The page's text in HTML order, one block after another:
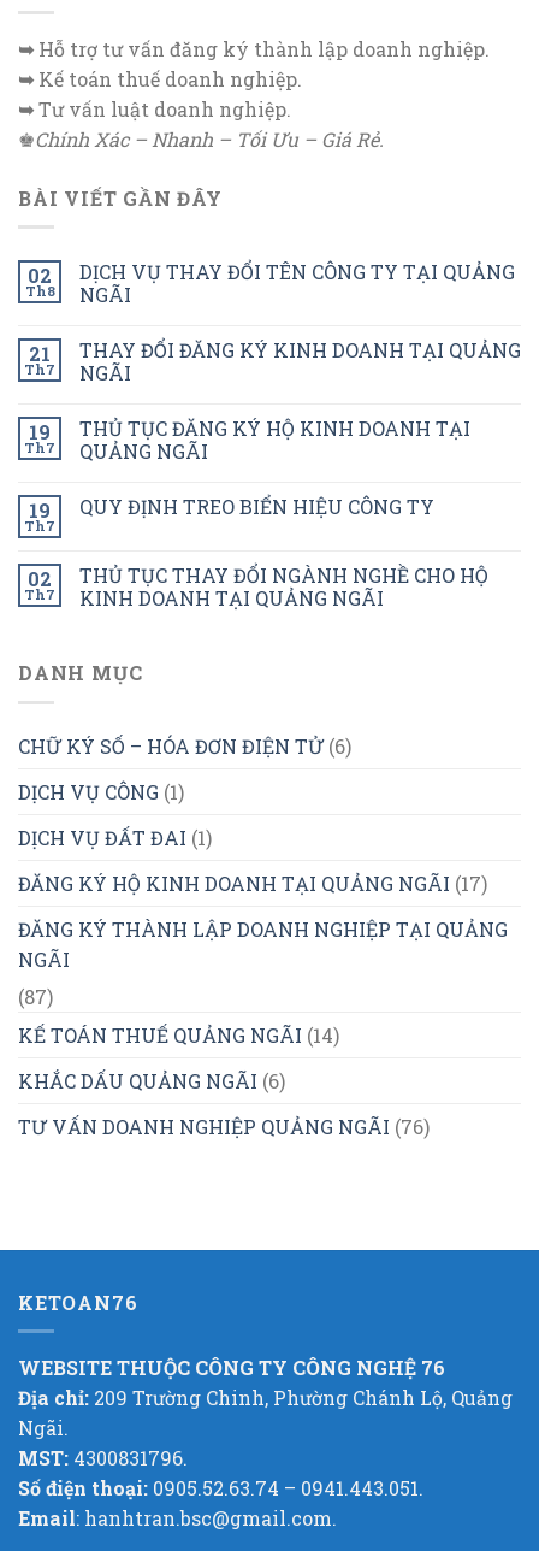
➥Hỗ trợ tư vấn đăng ký thành lập doanh nghiệp.
➥Kế toán thuế doanh nghiệp.
➥Tư vấn luật doanh nghiệp.
♚Chính Xác – Nhanh – Tối Ưu – Giá Rẻ.
BÀI VIẾT GẦN ĐÂY
02
Th8
DỊCH VỤ THAY ĐỔI TÊN CÔNG TY TẠI QUẢNG
NGÃI
21
Th7
THAY ĐỔI ĐĂNG KÝ KINH DOANH TẠI QUẢNG
NGÃI
19
Th7
THỦ TỤC ĐĂNG KÝ HỘ KINH DOANH TẠI
QUẢNG NGÃI
19
Th7
QUY ĐỊNH TREO BIỂN HIỆU CÔNG TY
02
Th7
THỦ TỤC THAY ĐỔI NGÀNH NGHỀ CHO HỘ
KINH DOANH TẠI QUẢNG NGÃI
DANH MỤC
CHỮ KÝ SỐ – HÓA ĐƠN ĐIỆN TỬ(6)
DỊCH VỤ CÔNG (1)
DỊCH VỤ ĐẤT ĐAI (1)
ĐĂNG KÝ HỘ KINH DOANH TẠI QUẢNG NGÃI (17)
ĐĂNG KÝ THÀNH LẬP DOANH NGHIỆP TẠI QUẢNG
NGÃI
(87)
KẾ TOÁN THUẾ QUẢNG NGÃI (14)
KHẮC DẤU QUẢNG NGÃI (6)
TƯ VẤN DOANH NGHIỆP QUẢNG NGÃI (76)
KETOAN76
WEBSITE THUỘC CÔNG TY CÔNG NGHỆ 76
Địa chỉ: 209 Trường Chinh, Phường Chánh Lộ, Quảng
Ngãi.
MST: 4300831796.
Số điện thoại: 0905.52.63.74 – 0941.443.051.
Email: hanhtran.bsc@gmail.com.